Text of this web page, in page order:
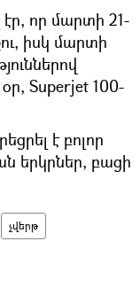
որ մարտի 21-
իսկ մարտի
Superjet 100-
է բոլոր
երկրներ, բացի
չվերթ